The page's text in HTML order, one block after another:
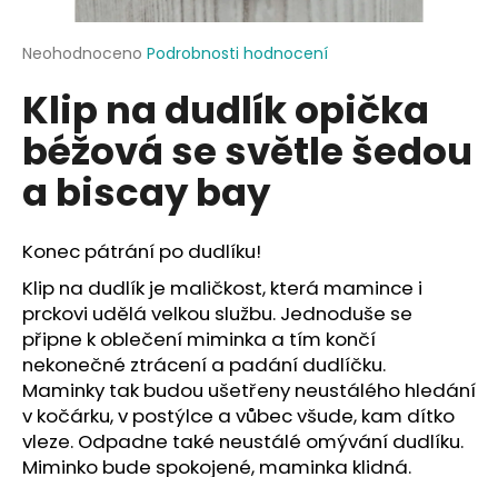
Průměrné
produktu
je
0,0
5
hvězdiček.
Neohodnoceno Podrobnosti hodnocení
Klip na dudlík opička
béžová se světle šedou
a biscay bay
Konec pátrání po dudlíku!
Klip na dudlík je maličkost, která mamince i
prckovi udělá velkou službu. Jednoduše se
připne k oblečení miminka a tím končí
nekonečné ztrácení a padání dudlíčku.
Maminky tak budou ušetřeny neustálého hledání
v kočárku, v postýlce a vůbec všude, kam dítko
vleze. Odpadne také neustálé omývání dudlíku.
Miminko bude spokojené, maminka klidná.
j
t
?
HLEDAT
D
o
p
o
r